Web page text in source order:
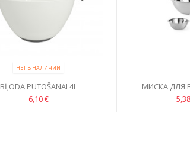
НЕТ В НАЛИЧИИ
BĻODA PUTOŠANAI 4L
6,10 €
МИСКА ДЛЯ